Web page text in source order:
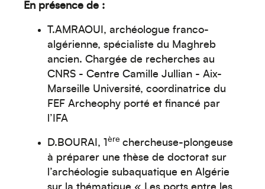
En présence de :
T.AMRAOUI, archéologue franco-
algérienne, spécialiste du Maghreb
ancien. Chargée de recherches au
CNRS - Centre Camille Jullian - Aix-
Marseille Université, coordinatrice du
FEF Archeophy porté et financé par
l’IFA
D.BOURAI, 1 ère chercheuse-plongeuse
à préparer une thèse de doctorat sur
l’archéologie subaquatique en Algérie